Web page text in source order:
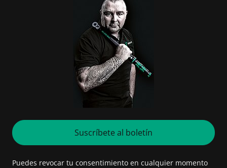
Suscríbete al boletín
Puedes revocar tu consentimiento en cualquier momento